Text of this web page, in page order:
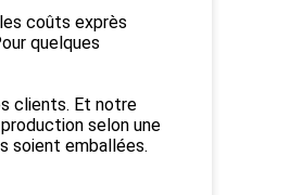
coûts exprès
quelques
clients. Et notre
selon une
soient emballées.